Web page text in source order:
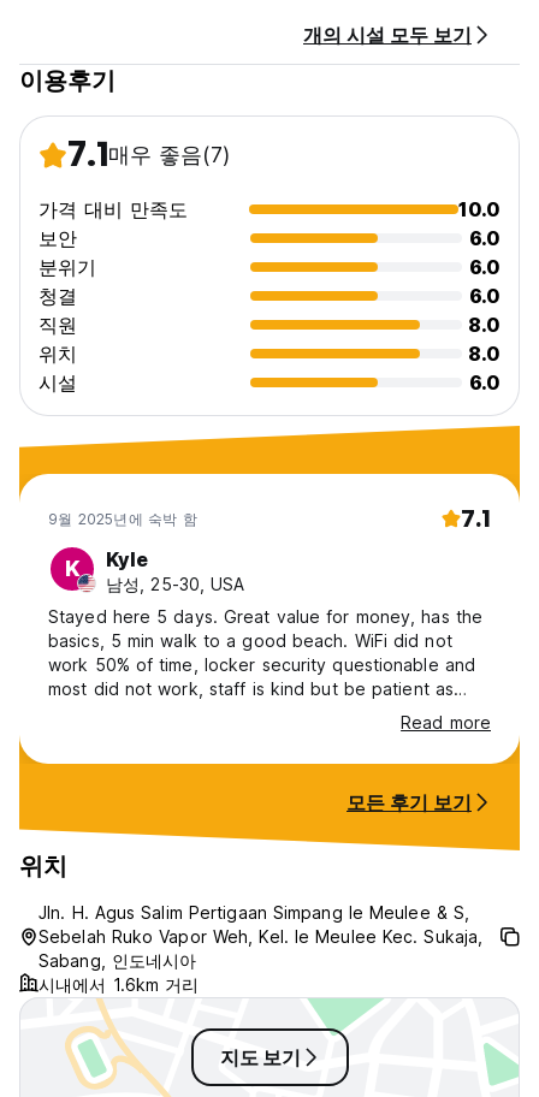
개의 시설 모두 보기
이용후기
7.1매우 좋음(7)
가격 대비 만족도
10.0
보안
6.0
분위기
6.0
청결
6.0
직원
8.0
위치
8.0
시설
6.0
9월 2025년에 숙박 함 7.1
K Kyle
남성, 25-30, USA
Stayed here 5 days. Great value for money, has the
basics, 5 min walk to a good beach. WiFi did not
work 50% of time, locker security questionable and
most did not work, staff is kind but be patient as
they speak only Indonesian, quiet hostel and if
you're looking for action Ibioh/Gapang has more of a
scene for backpackers. Would stay again. Thank
Read more
모든 후기 보기
위치
Jln. H. Agus Salim Pertigaan Simpang Ie Meulee & S,
Sebelah Ruko Vapor Weh, Kel. Ie Meulee Kec. Sukaja,
Sabang, 인도네시아
시내에서 1.6km 거리
지도 보기